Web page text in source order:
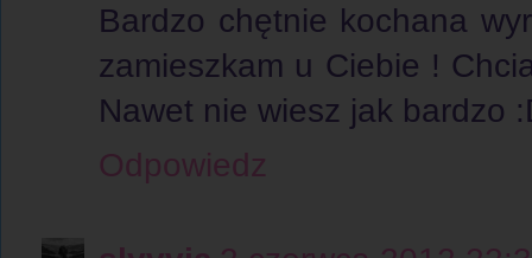
Bardzo chętnie kochana
zamieszkam u Ciebie !
Nawet nie wiesz jak bardzo
Odpowiedz